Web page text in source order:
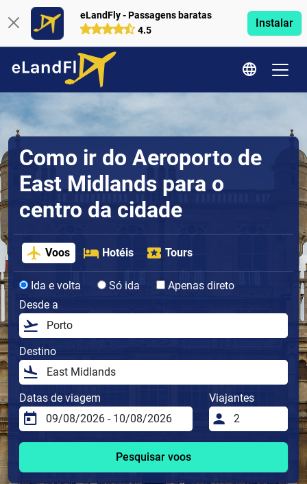
eLandFly - Passagens baratas
4.5
Instalar
Como ir do Aeroporto de
East Midlands para o
centro da cidade
Voos Hotéis Tours
Ida e volta Só ida
Apenas direto
Desde a
Destino
Datas de viagem Viajantes
Pesquisar voos